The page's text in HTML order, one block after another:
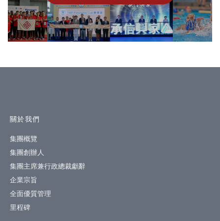
網站指南
關於我們
集團概覽
集團創辦人
集團主席兼行政總裁獻辭
企業宗旨
全面優質管理
里程碑